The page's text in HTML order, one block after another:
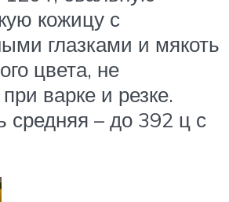
кожицу с
глазками и мякоть
цвета, не
варке и резке.
средняя – до 392 ц с